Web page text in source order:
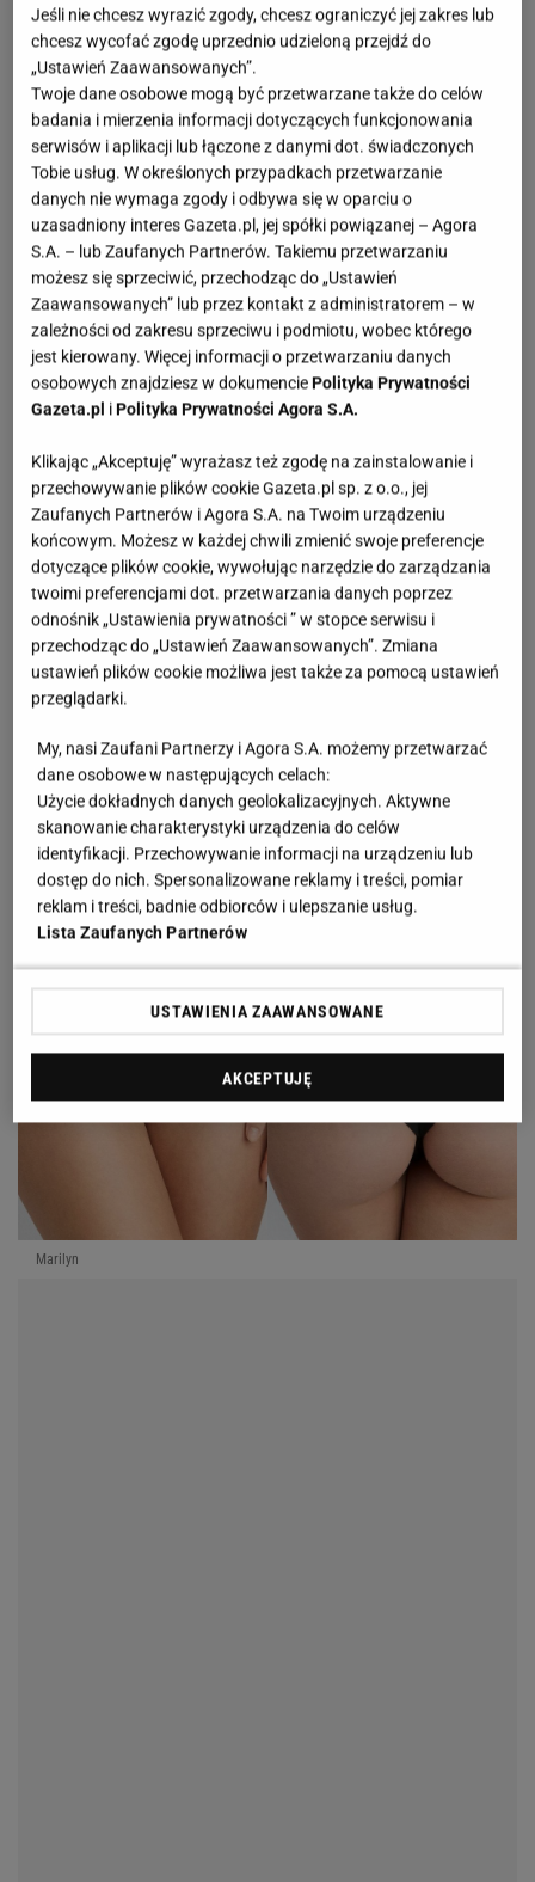
koronkowe wykończenia i fasony, które mają
podkreślać naturalne kształty. Wśród propozycji
szczególnie wyróżniają się koronkowe figi, które w
tym sezonie można śmiało nazwać jednym z must
have letniejgarderoby.
Koronkowe figi. Piękne i dodają pewności siebie
Na pierwszy rzut oka to jeden z tych elementów,
które łatwo przeoczyć. Jednak dobrze dobrana
bielizna potrafi zmienić naprawdę wiele. Kobiety
często podkreślają, że czują się w niej bardziej
swobodnie i atrakcyjnie. To właśnie detale
sprawiają, że codzienny strój nabiera innego
charakteru. W ofercie Marilyn uwagę przyciąga
model, w którym delikatna koronka w okolicach
pachwin nadaje całości subtelnie zmysłowy
charakter. Czarny tiulowy karczek przełamuje
konstrukcję i wprowadza wrażenie lekkości oraz
elegancji. Całość wygląda delikatnie i
nowocześnie.Projekt został dopracowany w
układają się w spójną kompozycję i harmonijnie
łączą się z wykończeniem talii.Tył w kroju brazylian
delikatnie eksponuje pośladki idodaje całości
bardziej zmysłowego charakteru.
Marilyn
Jeśli nie chcesz wyrazić zgody, chcesz ograniczyć jej zakres lub
chcesz wycofać zgodę uprzednio udzieloną przejdź do
„Ustawień Zaawansowanych”.
Twoje dane osobowe mogą być przetwarzane także do celów
badania i mierzenia informacji dotyczących funkcjonowania
serwisów i aplikacji lub łączone z danymi dot. świadczonych
Tobie usług. W określonych przypadkach przetwarzanie
danych nie wymaga zgody i odbywa się w oparciu o
uzasadniony interes Gazeta.pl, jej spółki powiązanej – Agora
S.A. – lub Zaufanych Partnerów. Takiemu przetwarzaniu
możesz się sprzeciwić, przechodząc do „Ustawień
Zaawansowanych” lub przez kontakt z administratorem – w
zależności od zakresu sprzeciwu i podmiotu, wobec którego
jest kierowany. Więcej informacji o przetwarzaniu danych
osobowych znajdziesz w dokumenciePolityka Prywatności
Gazeta.pl iPolityka Prywatności Agora S.A.
Klikając „Akceptuję” wyrażasz też zgodę na zainstalowanie i
przechowywanie plików cookie Gazeta.pl sp. z o.o., jej
Zaufanych Partnerów i Agora S.A. na Twoim urządzeniu
końcowym. Możesz w każdej chwili zmienić swoje preferencje
dotyczące plików cookie, wywołując narzędzie do zarządzania
twoimi preferencjami dot. przetwarzania danych poprzez
odnośnik „Ustawienia prywatności ” w stopce serwisu i
przechodząc do „Ustawień Zaawansowanych”. Zmiana
ustawień plików cookie możliwa jest także za pomocą ustawień
przeglądarki.
My, nasi Zaufani Partnerzy i Agora S.A. możemy przetwarzać
dane osobowe w następujących celach:
Użycie dokładnych danych geolokalizacyjnych. Aktywne
skanowanie charakterystyki urządzenia do celów
identyfikacji. Przechowywanie informacji na urządzeniu lub
dostęp do nich. Spersonalizowane reklamy i treści, pomiar
reklam i treści, badnie odbiorców i ulepszanie usług.
Lista Zaufanych Partnerów
USTAWIENIA ZAAWANSOWANE
AKCEPTUJĘ